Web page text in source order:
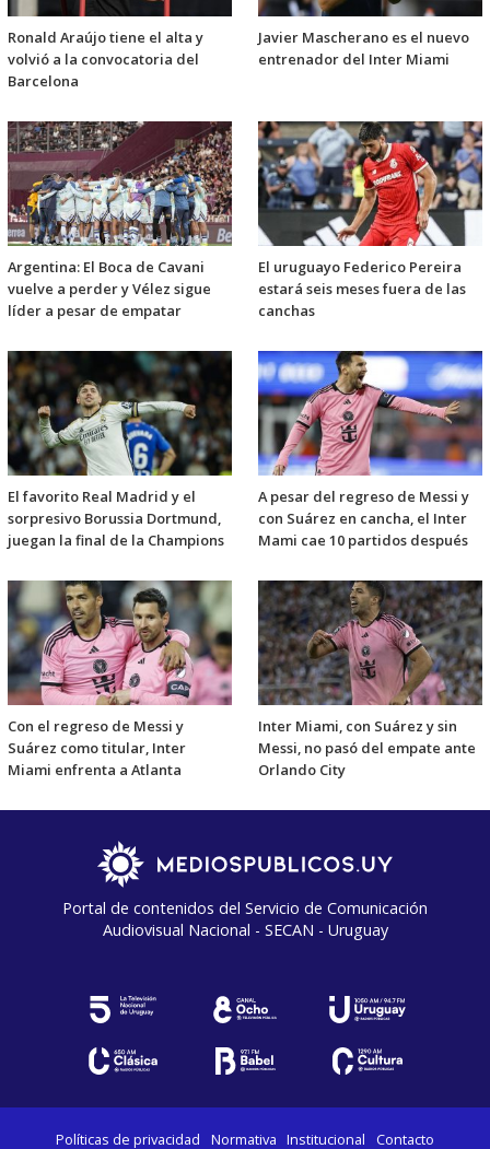
Ronald Araújo tiene el alta y
volvió a la convocatoria del
Barcelona
Javier Mascherano es el nuevo
entrenador del Inter Miami
Argentina: El Boca de Cavani
vuelve a perder y Vélez sigue
líder a pesar de empatar
El uruguayo Federico Pereira
estará seis meses fuera de las
canchas
El favorito Real Madrid y el
sorpresivo Borussia Dortmund,
juegan la final de la Champions
A pesar del regreso de Messi y
con Suárez en cancha, el Inter
Mami cae 10 partidos después
Con el regreso de Messi y
Suárez como titular, Inter
Miami enfrenta a Atlanta
Inter Miami, con Suárez y sin
Messi, no pasó del empate ante
Orlando City
Portal de contenidos del Servicio de Comunicación
Audiovisual Nacional - SECAN - Uruguay
Políticas de privacidad Normativa Institucional Contacto